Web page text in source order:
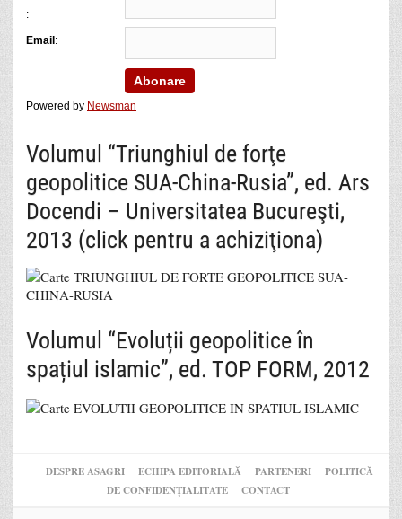
:
Email:
Powered by Newsman
Volumul “Triunghiul de forţe
geopolitice SUA-China-Rusia”, ed. Ars
Docendi – Universitatea Bucureşti,
2013 (click pentru a achiziţiona)
Volumul “Evoluții geopolitice în
spațiul islamic”, ed. TOP FORM, 2012
DESPRE ASAGRI ECHIPA EDITORIALĂ PARTENERI
POLITICĂ
DE CONFIDENȚIALITATE
CONTACT